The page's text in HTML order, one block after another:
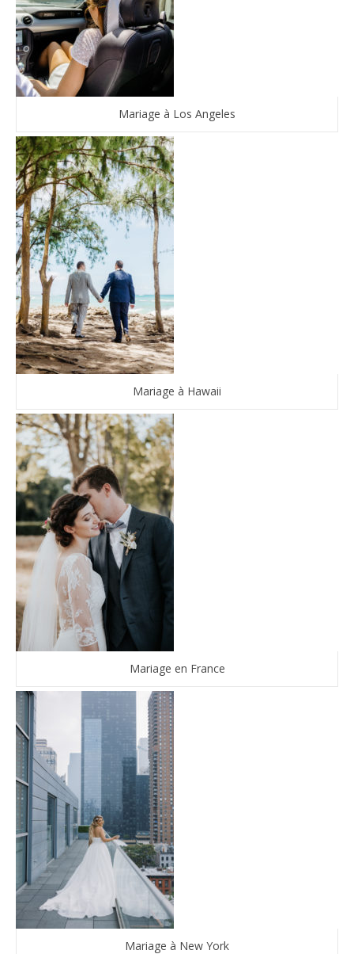
Mariage à Los Angeles
Mariage à Hawaii
Mariage en France
Mariage à New York